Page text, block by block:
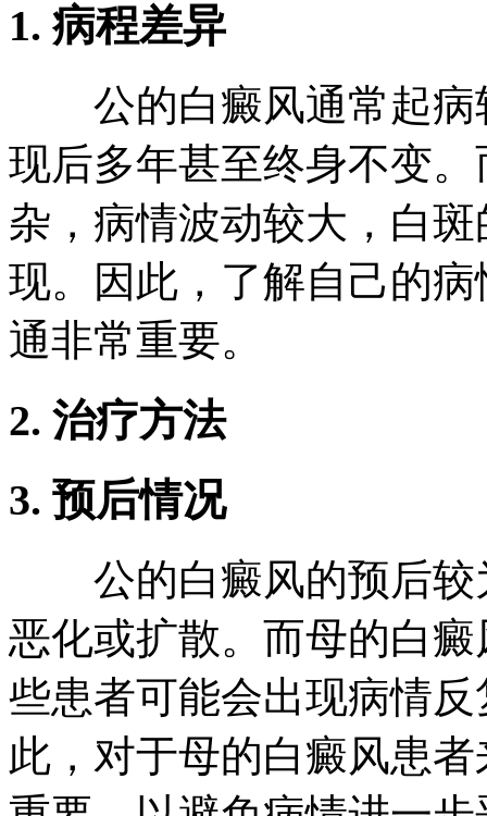
1. 病程差异
公的白癜风通常起病
现后多年甚至终身不变
杂，病情波动较大，白
现。因此，了解自己的
通非常重要。
2. 治疗方法
3. 预后情况
公的白癜风的预后较
恶化或扩散。而母的白
些患者可能会出现病情
此，对于母的白癜风患